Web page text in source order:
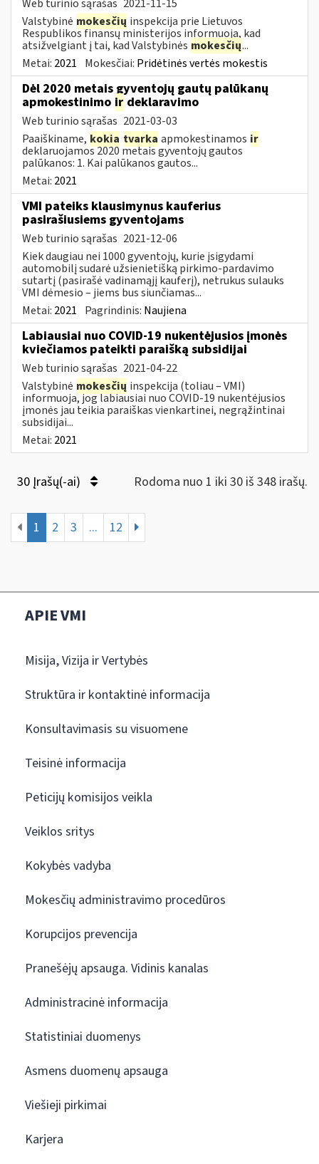
Web turinio sąrašas 2021-11-15
Valstybinė mokesčių inspekcija prie Lietuvos
Respublikos finansų ministerijos informuoja, kad
atsižvelgiant į tai, kad Valstybinės mokesčių...
Metai: 2021 Mokesčiai: Pridėtinės vertės mokestis
Dėl 2020 metais gyventojų gautų palūkanų
apmokestinimo ir deklaravimo
Web turinio sąrašas 2021-03-03
Paaiškiname, kokia tvarka apmokestinamos ir
deklaruojamos 2020 metais gyventojų gautos
palūkanos: 1. Kai palūkanos gautos...
Metai: 2021
VMI pateiks klausimynus kauferius
pasirašiusiems gyventojams
Web turinio sąrašas 2021-12-06
Kiek daugiau nei 1000 gyventojų, kurie įsigydami
automobilį sudarė užsienietišką pirkimo-pardavimo
sutartį (pasirašė vadinamąjį kauferį), netrukus sulauks
VMI dėmesio – jiems bus siunčiamas...
Metai: 2021 Pagrindinis: Naujiena
Labiausiai nuo COVID-19 nukentėjusios įmonės
kviečiamos pateikti paraišką subsidijai
Web turinio sąrašas 2021-04-22
Valstybinė mokesčių inspekcija (toliau – VMI)
informuoja, jog labiausiai nuo COVID-19 nukentėjusios
įmonės jau teikia paraiškas vienkartinei, negrąžintinai
subsidijai...
Metai: 2021
30 Įrašų(-ai) Rodoma nuo 1 iki 30 iš 348 irašų.
1 2 3 ... 12
APIE VMI
Misija, Vizija ir Vertybės
Struktūra ir kontaktinė informacija
Konsultavimasis su visuomene
Teisinė informacija
Peticijų komisijos veikla
Veiklos sritys
Kokybės vadyba
Mokesčių administravimo procedūros
Korupcijos prevencija
Pranešėjų apsauga. Vidinis kanalas
Administracinė informacija
Statistiniai duomenys
Asmens duomenų apsauga
Viešieji pirkimai
Karjera